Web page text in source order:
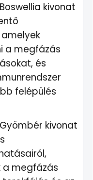
kivonat
a megfázás
és
felépülés
kivonat
a megfázás